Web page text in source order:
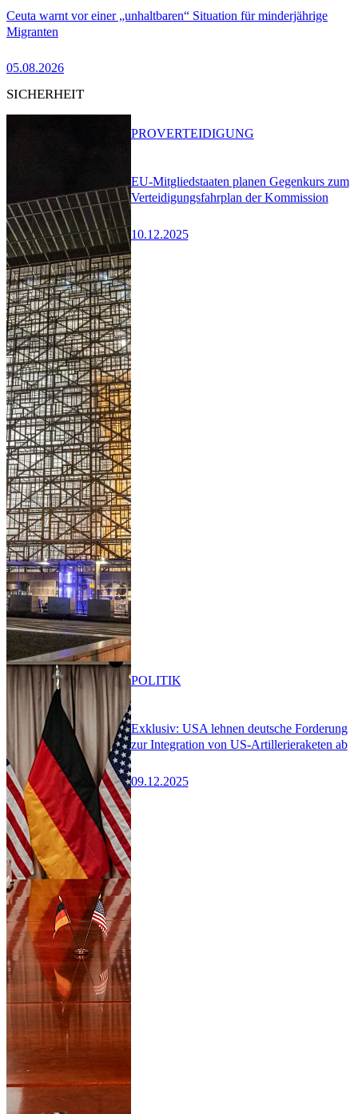
Ceuta warnt vor einer „unhaltbaren“ Situation für minderjährige
Migranten
05.08.2026
SICHERHEIT
EU-Mitgliedstaaten planen Gegenkurs zum
Verteidigungsfahrplan der Kommission
10.12.2025
PROVERTEIDIGUNG
Exklusiv: USA lehnen deutsche Forderung
zur Integration von US-Artillerieraketen ab
09.12.2025
POLITIK